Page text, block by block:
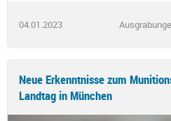
04.01.2023
Neue Erkenntnisse zum
Landtag in München